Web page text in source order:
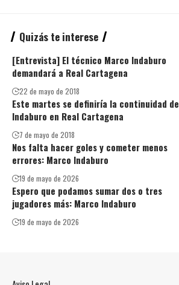
Quizás te interese
[Entrevista] El técnico Marco Indaburo
demandará a Real Cartagena
22 de mayo de 2018
Este martes se definiría la continuidad de
Indaburo en Real Cartagena
7 de mayo de 2018
Nos falta hacer goles y cometer menos
errores: Marco Indaburo
19 de mayo de 2026
Espero que podamos sumar dos o tres
jugadores más: Marco Indaburo
19 de mayo de 2026